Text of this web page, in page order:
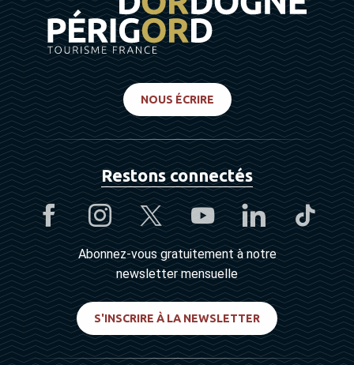
NOUS ÉCRIRE
Restons connectés
Abonnez-vous gratuitement à notre
newsletter mensuelle
S'INSCRIRE À LA NEWSLETTER